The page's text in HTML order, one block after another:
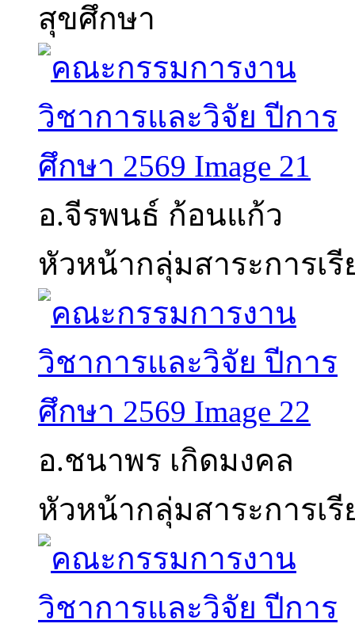
สุขศึกษา
อ.จีรพนธ์ ก้อนแก้ว
หัวหน้ากลุ่มสาระการเ
อ.ชนาพร เกิดมงคล
หัวหน้ากลุ่มสาระการเ